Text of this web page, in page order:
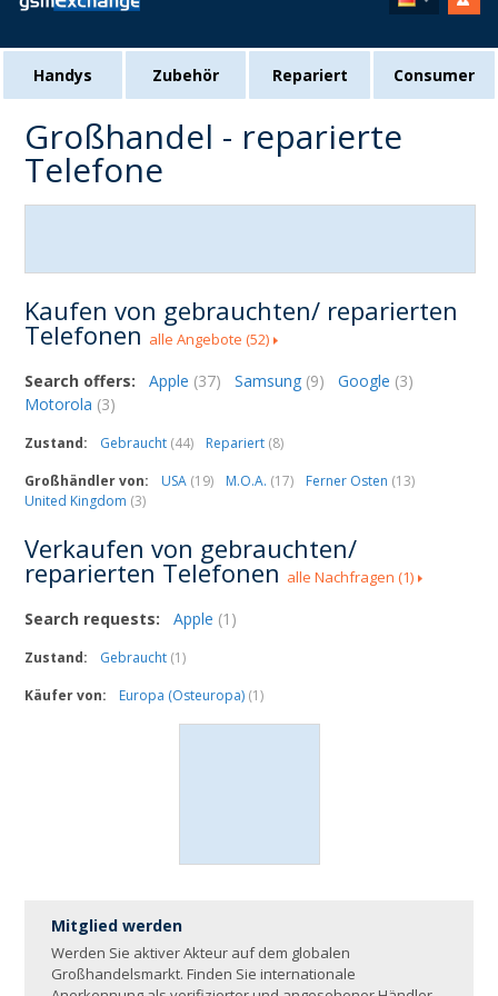
Handys Zubehör Repariert Consumer
Großhandel - reparierte
Telefone
Kaufen von gebrauchten/ reparierten
Telefonen alle Angebote(52)
Search offers: Apple (37) Samsung (9) Google (3)
Motorola (3)
Zustand: Gebraucht (44) Repariert (8)
Großhändler von:
USA (19) M.O.A. (17) Ferner Osten (13)
United Kingdom (3)
Verkaufen von gebrauchten/
reparierten Telefonen alle Nachfragen(1)
Search requests: Apple (1)
Zustand: Gebraucht (1)
Käufer von:
Europa (Osteuropa) (1)
Mitglied werden
Werden Sie aktiver Akteur auf dem globalen
Großhandelsmarkt. Finden Sie internationale